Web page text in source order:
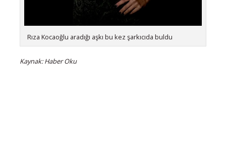
Rıza Kocaoğlu aradığı aşkı bu kez şarkıcıda buldu
Kaynak: Haber Oku